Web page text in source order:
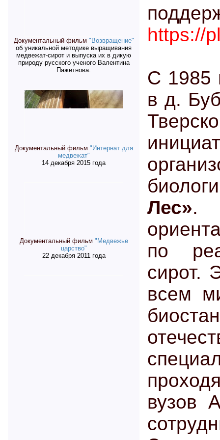
Документальный фильм "Возвращение"
об уникальной методике выращивания
медвежат-сирот и выпуска их в дикую
природу русского ученого Валентина
Пажетнова.
Документальный фильм "Интернат для
медвежат"
14 декабря 2015 года
Документальный фильм "Медвежье
царство"
22 декабря 2011 года
https://
С 1985
в д.
Лес».
по
сирот.
всем
вузов